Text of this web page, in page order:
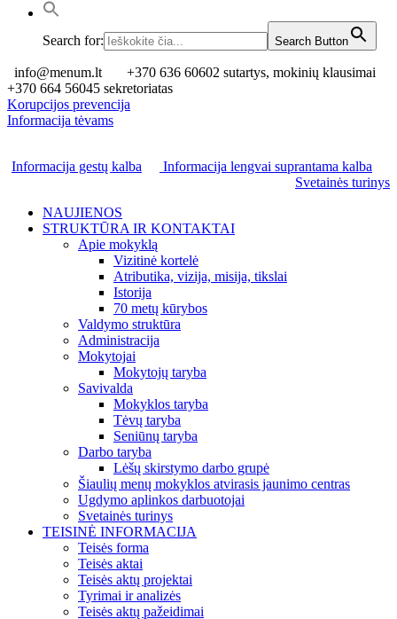
Search for: Search Button
info@menum.lt
+370 636 60602 sutartys, mokinių klausimai
+370 664 56045 sekretoriatas
Korupcijos prevencija
Informacija tėvams
Informacija gestų kalba
Informacija lengvai suprantama kalba
Svetainės turinys
NAUJIENOS
STRUKTŪRA IR KONTAKTAI
Apie mokyklą
Vizitinė kortelė
Atributika, vizija, misija, tikslai
Istorija
70 metų kūrybos
Valdymo struktūra
Administracija
Mokytojai
Mokytojų taryba
Savivalda
Mokyklos taryba
Tėvų taryba
Seniūnų taryba
Darbo taryba
Lėšų skirstymo darbo grupė
Šiaulių menų mokyklos atvirasis jaunimo centras
Ugdymo aplinkos darbuotojai
Svetainės turinys
TEISINĖ INFORMACIJA
Teisės forma
Teisės aktai
Teisės aktų projektai
Tyrimai ir analizės
Teisės aktų pažeidimai